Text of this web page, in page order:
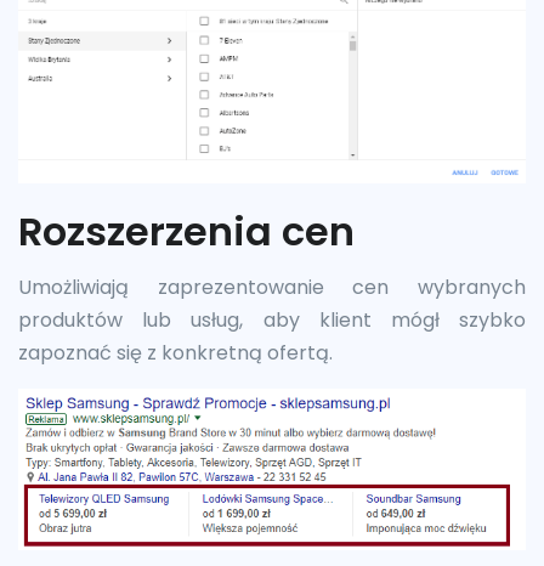
Rozszerzenia cen
Umożliwiają zaprezentowanie cen wybranych
produktów lub usług, aby klient mógł szybko
zapoznać się z konkretną ofertą.